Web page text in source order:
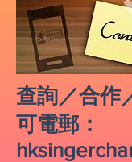
查詢／合作
可電郵：